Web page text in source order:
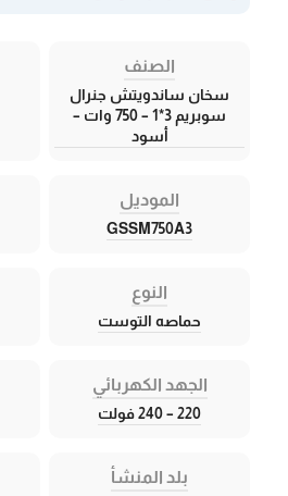
الصنف
سخان ساندويتش جنرال
سوبريم 3*1 – 750 وات –
أسود
الموديل
GSSM750A3
النوع
حماصه التوست
الجهد الكهربائي
220 – 240 فولت
بلد المنشأ